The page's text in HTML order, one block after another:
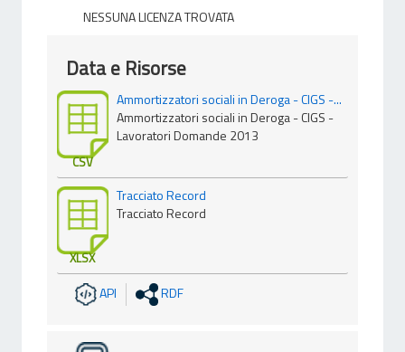
NESSUNA LICENZA TROVATA
Data e Risorse
CSV
Ammortizzatori sociali in Deroga - CIGS -...
Ammortizzatori sociali in Deroga - CIGS -
Lavoratori Domande 2013
XLSX
Tracciato Record
Tracciato Record
API RDF